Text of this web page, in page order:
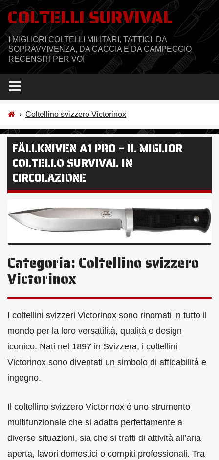
Salta
contenuto
COLTELLI SURVIVAL
I MIGLIORI COLTELLI MILITARI, TATTICI, DA
SOPRAVVIVENZA, DA CACCIA E DA CAMPEGGIO
RECENSITI PER VOI
› Coltellino svizzero Victorinox
FÄLLKNIVEN A1 PRO – IL MIGLIOR
COLTELLO SURVIVAL IN
CIRCOLAZIONE
Categoria: Coltellino svizzero
Victorinox
I coltellini svizzeri Victorinox sono rinomati in tutto il
mondo per la loro versatilità, qualità e design
iconico. Nati nel 1897 in Svizzera, i coltellini
Victorinox sono diventati un simbolo di affidabilità e
ingegno.
Il coltellino svizzero Victorinox è uno strumento
multifunzionale che si adatta perfettamente a
diverse situazioni, sia che si tratti di attività all’aria
aperta, lavori domestici o compiti professionali. Tra